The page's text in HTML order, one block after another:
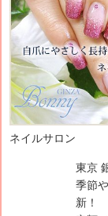
ネイルサロン
東京
季節
新！